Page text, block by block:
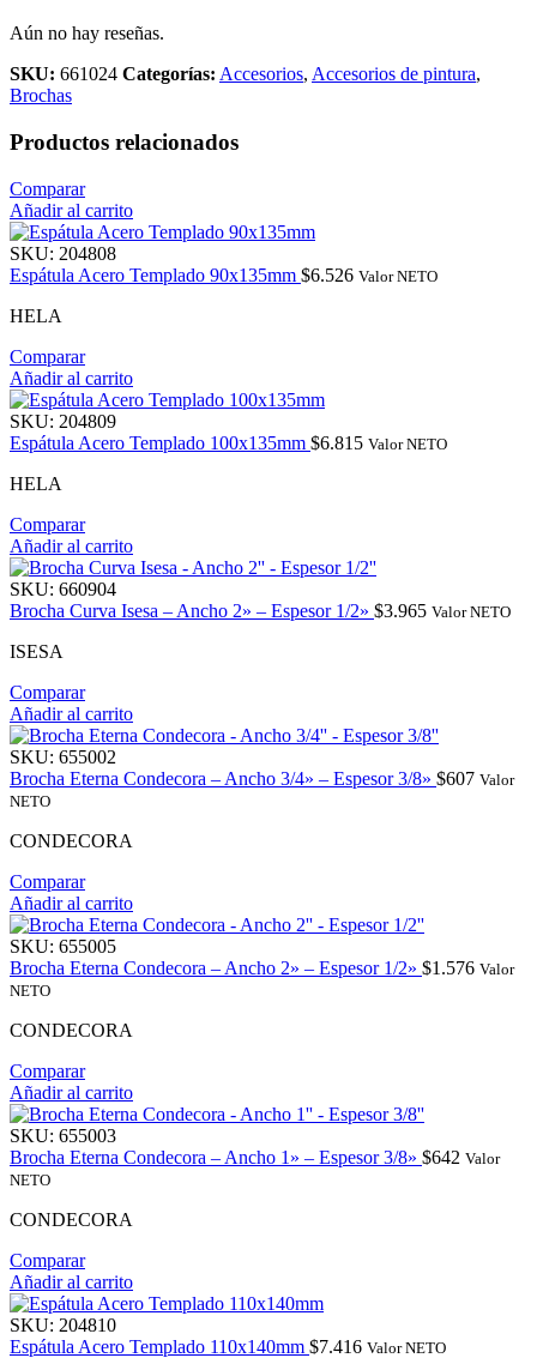
Aún no hay reseñas.
SKU: 661024 Categorías: Accesorios, Accesorios de pintura,
Brochas
Productos relacionados
Comparar
Añadir al carrito
SKU: 204808
Espátula Acero Templado 90x135mm $6.526 Valor NETO
HELA
Comparar
Añadir al carrito
SKU: 204809
Espátula Acero Templado 100x135mm $6.815 Valor NETO
HELA
Comparar
Añadir al carrito
SKU: 660904
Brocha Curva Isesa – Ancho 2» – Espesor 1/2» $3.965 Valor NETO
ISESA
Comparar
Añadir al carrito
SKU: 655002
Brocha Eterna Condecora – Ancho 3/4» – Espesor 3/8» $607 Valor
NETO
CONDECORA
Comparar
Añadir al carrito
SKU: 655005
Brocha Eterna Condecora – Ancho 2» – Espesor 1/2» $1.576 Valor
NETO
CONDECORA
Comparar
Añadir al carrito
SKU: 655003
Brocha Eterna Condecora – Ancho 1» – Espesor 3/8» $642 Valor
NETO
CONDECORA
Comparar
Añadir al carrito
SKU: 204810
Espátula Acero Templado 110x140mm $7.416 Valor NETO